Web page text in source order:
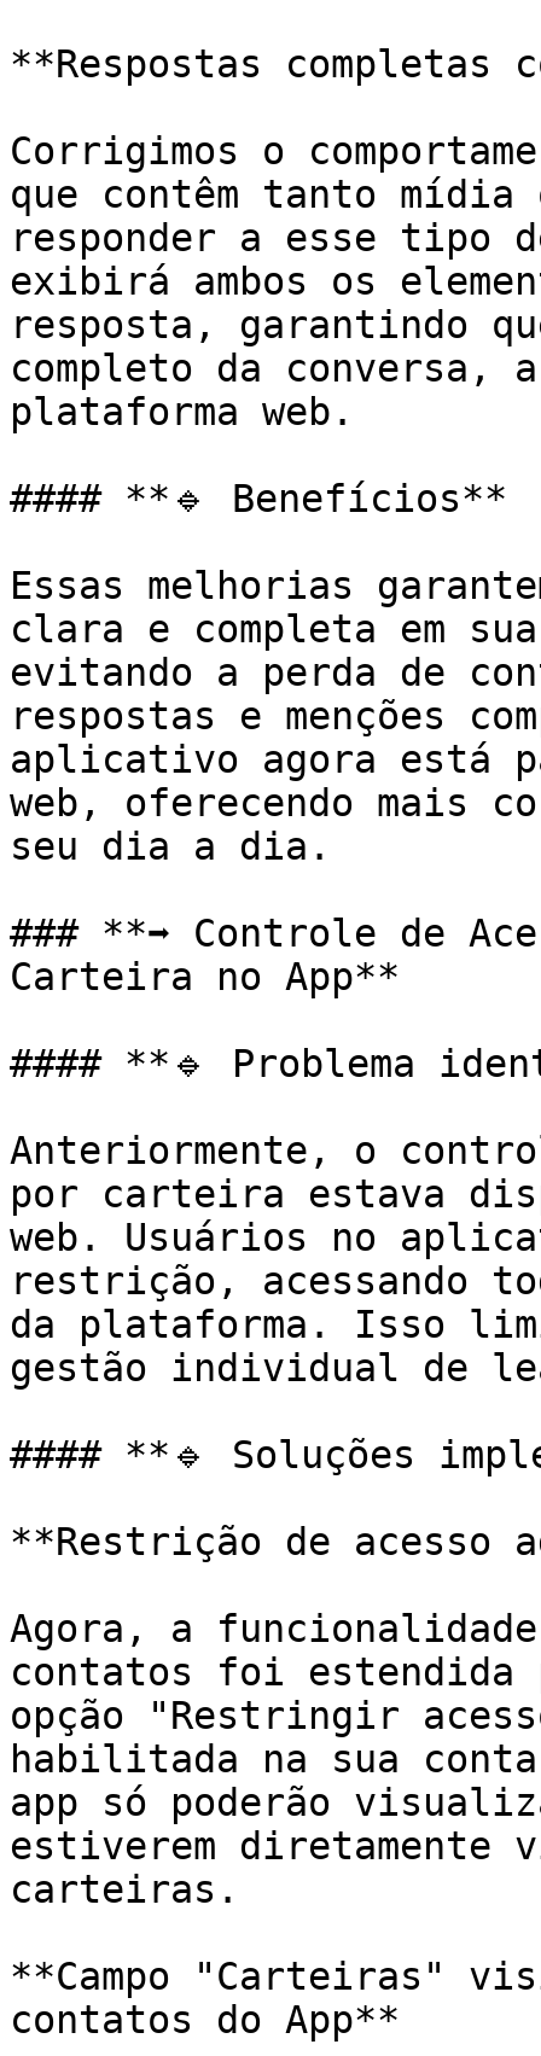
**Respostas completas
Corrigimos o
que contêm tanto
responder a esse tipo
exibirá ambos os
resposta, garantindo
completo da conversa,
plataforma web.
#### **🔹 Benefícios**
Essas melhorias
clara e completa em
evitando a perda de
respostas e menções
aplicativo agora está
web, oferecendo mais
seu dia a dia.
### **➡️ Controle de
Carteira no App**
#### **🔹 Problema
Anteriormente, o
por carteira estava
web. Usuários no
restrição, acessando
da plataforma. Isso
gestão individual de
#### **🔹 Soluções
**Restrição de acesso
Agora, a
contatos foi
opção "Restringir
habilitada na sua
app só poderão
estiverem diretamente
carteiras.
**Campo "Carteiras"
contatos do App**